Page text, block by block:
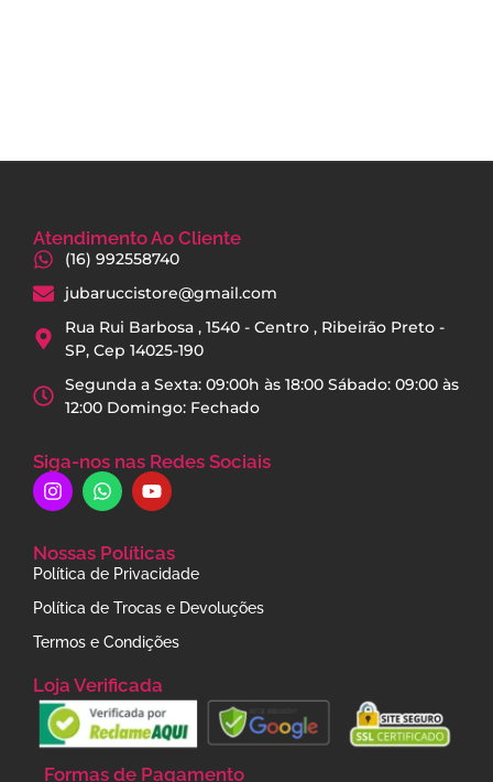
Atendimento Ao Cliente
(16) 992558740
jubaruccistore@gmail.com
Rua Rui Barbosa , 1540 - Centro , Ribeirão Preto -
SP, Cep 14025-190
Segunda a Sexta: 09:00h às 18:00 Sábado: 09:00 às
12:00 Domingo: Fechado
Siga-nos nas Redes Sociais
Nossas Políticas
Política de Privacidade
Política de Trocas e Devoluções
Termos e Condições
Loja Verificada
Formas de Pagamento